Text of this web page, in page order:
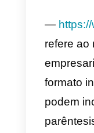
será
que
para